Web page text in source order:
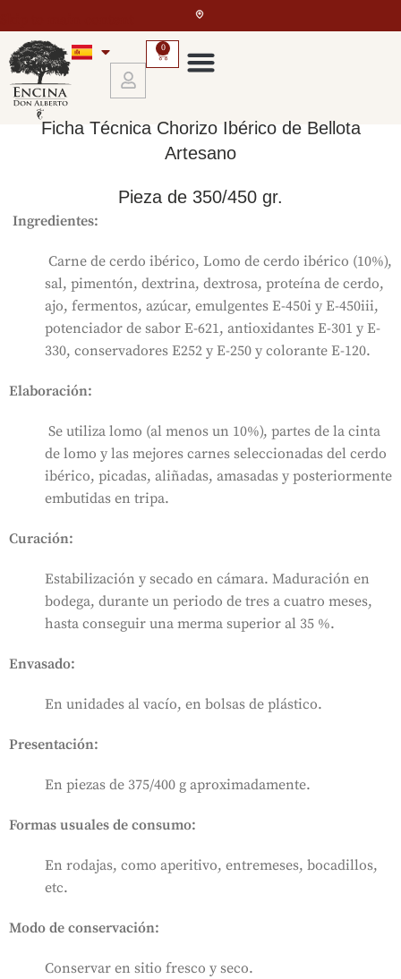
0
Ficha Técnica Chorizo Ibérico de Bellota
Artesano
Pieza de 350/450 gr.
Ingredientes:
Carne de cerdo ibérico, Lomo de cerdo ibérico (10%),
sal, pimentón, dextrina, dextrosa, proteína de cerdo,
ajo, fermentos, azúcar, emulgentes E-450i y E-450iii,
potenciador de sabor E-621, antioxidantes E-301 y E-
330, conservadores E252 y E-250 y colorante E-120.
Elaboración:
Se utiliza lomo (al menos un 10%), partes de la cinta
de lomo y las mejores carnes seleccionadas del cerdo
ibérico, picadas, aliñadas, amasadas y posteriormente
embutidas en tripa.
Curación:
Estabilización y secado en cámara. Maduración en
bodega, durante un periodo de tres a cuatro meses,
hasta conseguir una merma superior al 35 %.
Envasado:
En unidades al vacío, en bolsas de plástico.
Presentación:
En piezas de 375/400 g aproximadamente.
Formas usuales de consumo:
En rodajas, como aperitivo, entremeses, bocadillos,
etc.
Modo de conservación:
Conservar en sitio fresco y seco.